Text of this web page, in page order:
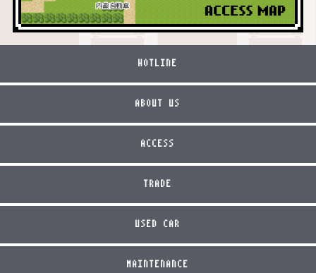
HOTLINE
ABOUT US
ACCESS
TRADE
USED CAR
MAINTENANCE